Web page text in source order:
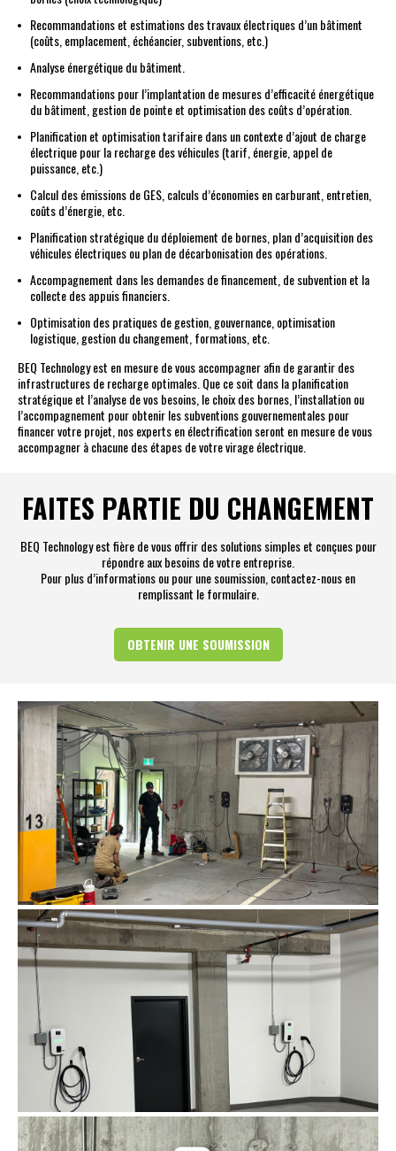
Recommandations et estimations des travaux électriques d’un bâtiment
(coûts, emplacement, échéancier, subventions, etc.)
Analyse énergétique du bâtiment.
Recommandations pour l’implantation de mesures d’efficacité énergétique
du bâtiment, gestion de pointe et optimisation des coûts d’opération.
Planification et optimisation tarifaire dans un contexte d’ajout de charge
électrique pour la recharge des véhicules (tarif, énergie, appel de
puissance, etc.)
Calcul des émissions de GES, calculs d’économies en carburant, entretien,
coûts d’énergie, etc.
Planification stratégique du déploiement de bornes, plan d’acquisition des
véhicules électriques ou plan de décarbonisation des opérations.
Accompagnement dans les demandes de financement, de subvention et la
collecte des appuis financiers.
Optimisation des pratiques de gestion, gouvernance, optimisation
logistique, gestion du changement, formations, etc.
BEQ Technology est en mesure de vous accompagner afin de garantir des
infrastructures de recharge optimales. Que ce soit dans la planification
stratégique et l’analyse de vos besoins, le choix des bornes, l’installation ou
l’accompagnement pour obtenir les subventions gouvernementales pour
financer votre projet, nos experts en électrification seront en mesure de vous
accompagner à chacune des étapes de votre virage électrique.
FAITES PARTIE DU CHANGEMENT
BEQ Technology est fière de vous offrir des solutions simples et conçues pour
répondre aux besoins de votre entreprise.
Pour plus d’informations ou pour une soumission, contactez-nous en
remplissant le formulaire.
OBTENIR UNE SOUMISSION